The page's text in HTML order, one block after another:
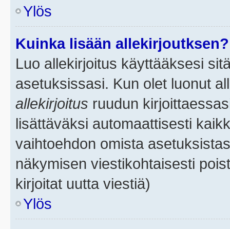
Ylös
Kuinka lisään allekirjoutksen?
Luo allekirjoitus käyttääksesi
asetuksissasi. Kun olet luonut
allekirjoitus ruudun
lisättäväksi automaattisesti
vaihtoehdon omista
näkymisen viestikohtaisesti
kirjoitat uutta viestiä)
Ylös